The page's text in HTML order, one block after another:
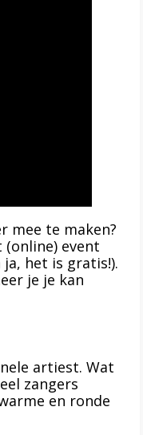
mee te maken?
(online) event
het is gratis!).
je je kan
artiest. Wat
zangers
en ronde